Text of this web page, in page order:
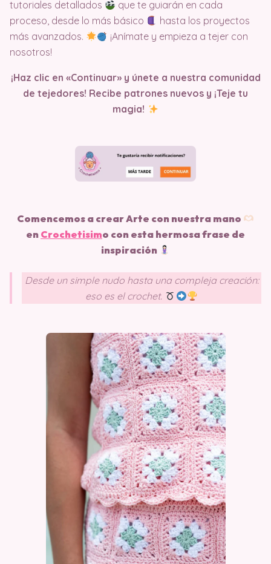
tutoriales detallados
que te guiarán en cada
proceso, desde lo más básico
hasta los proyectos
más avanzados.
¡Anímate y empieza a tejer con
nosotros!
¡Haz clic en «Continuar» y únete a nuestra comunidad
de tejedores! Recibe patrones nuevos y ¡Teje tu
magia!
Comencemos a crear Arte con nuestra mano
en Crochetisimo con esta hermosa frase de
inspiración
Desde un simple nudo hasta una compleja creación:
eso es el crochet.